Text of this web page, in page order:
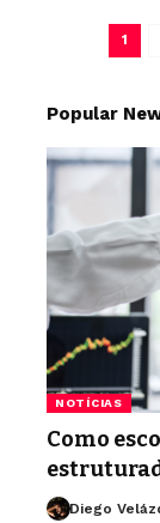
1
Popular
NOTÍCIAS
Como
Diego